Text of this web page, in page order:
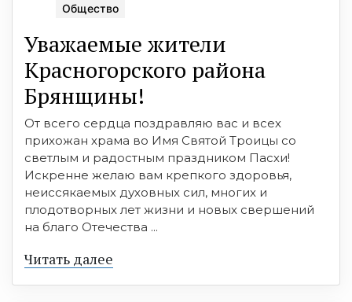
Общество
Уважаемые жители
Красногорского района
Брянщины!
От всего сердца поздравляю вас и всех
прихожан храма во Имя Святой Троицы со
светлым и радостным праздником Пасхи!
Искренне желаю вам крепкого здоровья,
неиссякаемых духовных сил, многих и
плодотворных лет жизни и новых свершений
на благо Отечества ...
Читать далее